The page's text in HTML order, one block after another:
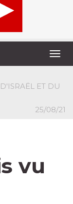
ET DU
25/08/21
vu